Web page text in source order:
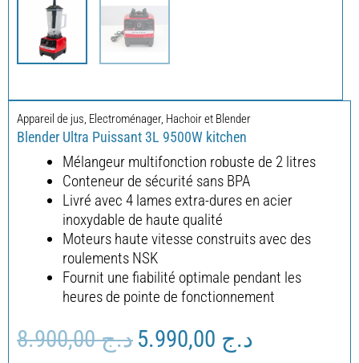
Appareil de jus Electroménager, Hachoir et Blender
Blender Ultra Puissant 3L 9500W kitchen
Mélangeur multifonction robuste de 2 litres
Conteneur de sécurité sans BPA
Livré avec 4 lames extra-dures en acier
inoxydable de haute qualité
Moteurs haute vitesse construits avec des
roulements NSK
Fournit une fiabilité optimale pendant les
heures de pointe de fonctionnement
د.ج8.900,00
Le
د.ج